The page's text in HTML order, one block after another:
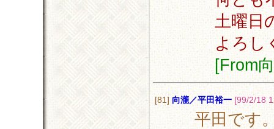
土曜日
よろし
[From
[81] 向瀧／平田裕一 [99/2/18
平田です